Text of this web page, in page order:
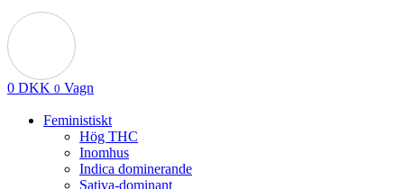
0 DKK 0 Vagn
Feministiskt
Hög THC
Inomhus
Indica dominerande
Sativa-dominant